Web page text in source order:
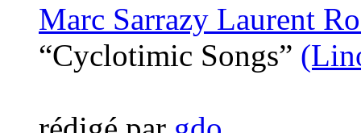
Marc Sarrazy Laurent
“Cyclotimic Songs”